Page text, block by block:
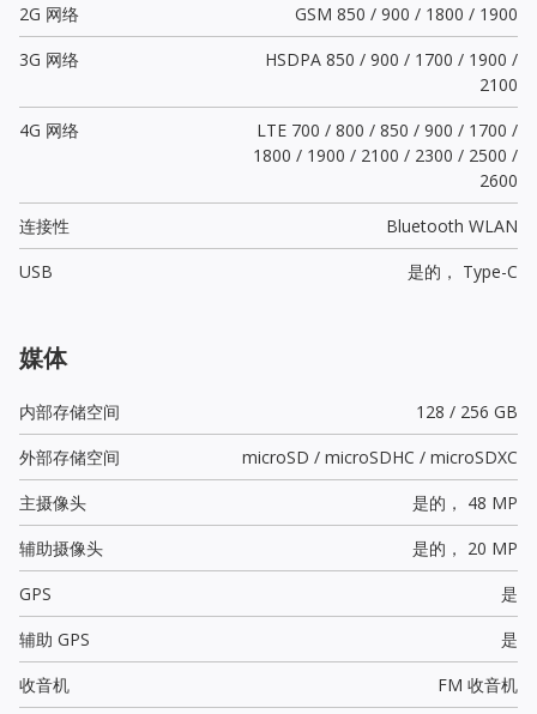
2G 网络
GSM 850 / 900 / 1800 / 1900
3G 网络
HSDPA 850 / 900 / 1700 / 1900 /
2100
4G 网络
LTE 700 / 800 / 850 / 900 / 1700 /
1800 / 1900 / 2100 / 2300 / 2500 /
2600
连接性
Bluetooth WLAN
USB
是的， Type-C
媒体
内部存储空间
128 / 256 GB
外部存储空间
microSD / microSDHC / microSDXC
主摄像头
是的， 48 MP
辅助摄像头
是的， 20 MP
GPS
是
辅助 GPS
是
收音机
FM 收音机